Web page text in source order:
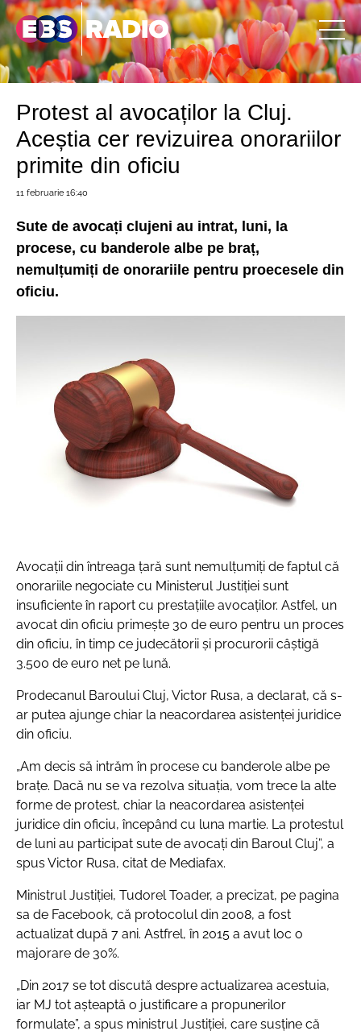
Protest al avocaților la Cluj.
Aceștia cer revizuirea onorariilor
primite din oficiu
11 februarie 16:40
Sute de avocați clujeni au intrat, luni, la
procese, cu banderole albe pe braț,
nemulțumiți de onorariile pentru proecesele din
oficiu.
Avocații din întreaga țară sunt nemulțumiți de faptul că
onorariile negociate cu Ministerul Justiției sunt
insuficiente în raport cu prestațiile avocaților. Astfel, un
avocat din oficiu primește 30 de euro pentru un proces
din oficiu, în timp ce judecătorii și procurorii câștigă
3.500 de euro net pe lună.
Prodecanul Baroului Cluj, Victor Rusa, a declarat, că s-
ar putea ajunge chiar la neacordarea asistenței juridice
din oficiu.
„Am decis să intrăm în procese cu banderole albe pe
brațe. Dacă nu se va rezolva situația, vom trece la alte
forme de protest, chiar la neacordarea asistenței
juridice din oficiu, începând cu luna martie. La protestul
de luni au participat sute de avocați din Baroul Cluj”, a
spus Victor Rusa, citat de Mediafax.
Ministrul Justiției, Tudorel Toader, a precizat, pe pagina
sa de Facebook, că protocolul din 2008, a fost
actualizat după 7 ani. Astfrel, în 2015 a avut loc o
majorare de 30%.
„Din 2017 se tot discută despre actualizarea acestuia,
iar MJ tot așteaptă o justificare a propunerilor
formulate”, a spus ministrul Justiției, care susține că